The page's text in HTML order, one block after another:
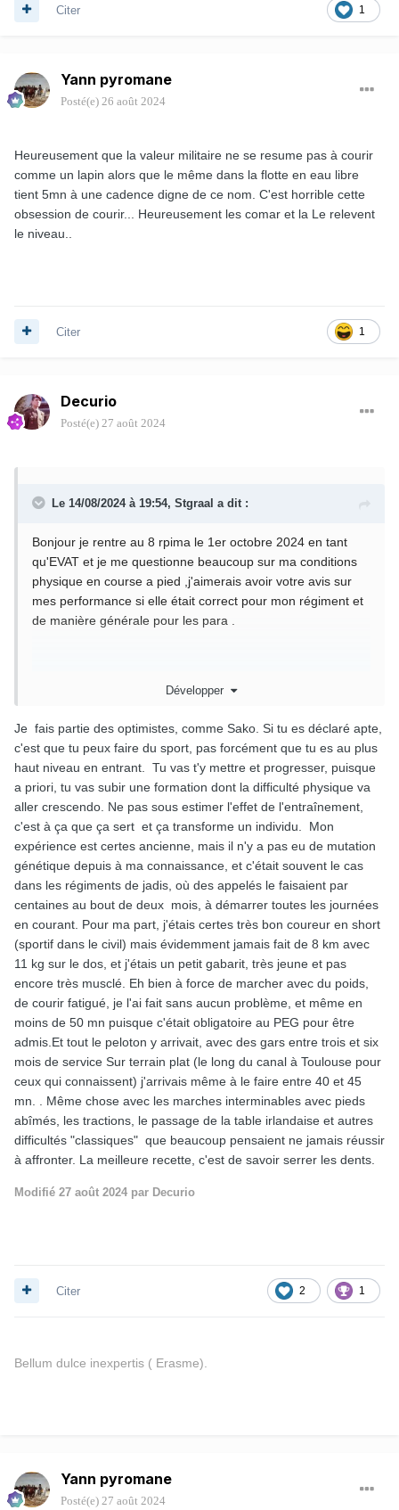
1
Citer
Yann pyromane
Posté(e) 26 août 2024
Heureusement que la valeur militaire ne se resume pas à courir
comme un lapin alors que le même dans la flotte en eau libre
tient 5mn à une cadence digne de ce nom. C'est horrible cette
obsession de courir... Heureusement les comar et la Le relevent
le niveau..
1
Citer
Decurio
Posté(e) 27 août 2024
Le 14/08/2024 à 19:54, Stgraal a dit :
Bonjour je rentre au 8 rpima le 1er octobre 2024 en tant
qu'EVAT et je me questionne beaucoup sur ma conditions
physique en course a pied ,j'aimerais avoir votre avis sur
mes performance si elle était correct pour mon régiment et
de manière générale pour les para .
Mon record sur 5km est de 21.5 min
potentiellement améliorable)
Sur 10km il est de 53.5 min
Enfin j'ai parcourue au max 14km en 1h35 avec surtout de
la fatigue musculaire et un cardio en bonne forme
Voila merci je m'inquiète surtout sur les 8km a 11kilos pour
les TAP (d'ailleurs cette épreuve doit se faire en moins de
1H ou moins de 45min?)
merci de vos réponses si il y en a .
Développer
Je fais partie des optimistes, comme Sako. Si tu es déclaré apte,
c'est que tu peux faire du sport, pas forcément que tu es au plus
haut niveau en entrant. Tu vas t'y mettre et progresser, puisque
a priori, tu vas subir une formation dont la difficulté physique va
aller crescendo. Ne pas sous estimer l'effet de l'entraînement,
c'est à ça que ça sert et ça transforme un individu. Mon
expérience est certes ancienne, mais il n'y a pas eu de mutation
génétique depuis à ma connaissance, et c'était souvent le cas
dans les régiments de jadis, où des appelés le faisaient par
centaines au bout de deux mois, à démarrer toutes les journées
en courant. Pour ma part, j'étais certes très bon coureur en short
(sportif dans le civil) mais évidemment jamais fait de 8 km avec
11 kg sur le dos, et j'étais un petit gabarit, très jeune et pas
encore très musclé. Eh bien à force de marcher avec du poids,
de courir fatigué, je l'ai fait sans aucun problème, et même en
moins de 50 mn puisque c'était obligatoire au PEG pour être
admis.Et tout le peloton y arrivait, avec des gars entre trois et six
mois de service Sur terrain plat (le long du canal à Toulouse pour
ceux qui connaissent) j'arrivais même à le faire entre 40 et 45
mn. . Même chose avec les marches interminables avec pieds
abîmés, les tractions, le passage de la table irlandaise et autres
difficultés "classiques" que beaucoup pensaient ne jamais réussir
à affronter. La meilleure recette, c'est de savoir serrer les dents.
Modifié 27 août 2024 par Decurio
2 1
Citer
Bellum dulce inexpertis ( Erasme).
Yann pyromane
Posté(e) 27 août 2024